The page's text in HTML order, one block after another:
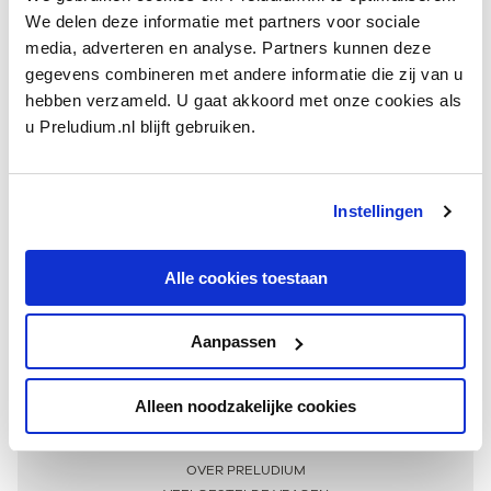
We delen deze informatie met partners voor sociale
media, adverteren en analyse. Partners kunnen deze
gegevens combineren met andere informatie die zij van u
hebben verzameld. U gaat akkoord met onze cookies als
u Preludium.nl blijft gebruiken.
Instellingen
Alle cookies toestaan
Aanpassen
Alleen noodzakelijke cookies
Meer informatie
OVER PRELUDIUM